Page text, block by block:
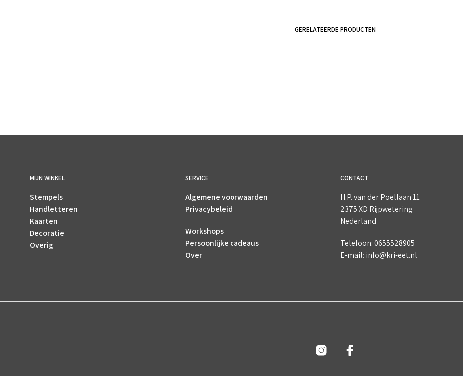
GERELATEERDE PRODUCTEN
MIJN WINKEL
Stempels
Handletteren
Kaarten
Decoratie
Overig
SERVICE
Algemene voorwaarden
Privacybeleid
Workshops
Persoonlijke cadeaus
Over
CONTACT
H.P. van der Poellaan 11
2375 XD Rijpwetering
Nederland
Telefoon: 0655528905
E-mail: info@kri-eet.nl